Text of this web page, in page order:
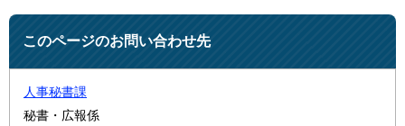
このページのお問い合わせ先
人事秘書課
秘書・広報係